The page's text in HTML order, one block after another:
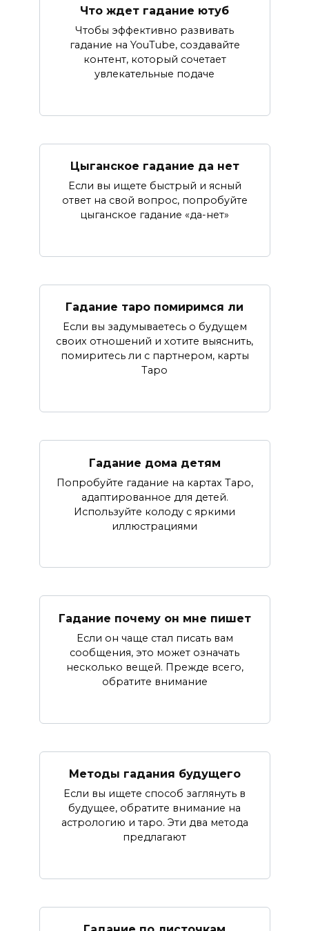
Что ждет гадание ютуб
Чтобы эффективно развивать
гадание на YouTube, создавайте
контент, который сочетает
увлекательные подаче
Цыганское гадание да нет
Если вы ищете быстрый и ясный
ответ на свой вопрос, попробуйте
цыганское гадание «да-нет»
Гадание таро помиримся ли
Если вы задумываетесь о будущем
своих отношений и хотите выяснить,
помиритесь ли с партнером, карты
Таро
Гадание дома детям
Попробуйте гадание на картах Таро,
адаптированное для детей.
Используйте колоду с яркими
иллюстрациями
Гадание почему он мне пишет
Если он чаще стал писать вам
сообщения, это может означать
несколько вещей. Прежде всего,
обратите внимание
Методы гадания будущего
Если вы ищете способ заглянуть в
будущее, обратите внимание на
астрологию и таро. Эти два метода
предлагают